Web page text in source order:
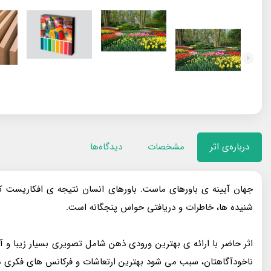
درباره‌ی اثر مشخصات دیدگاه‌ها
جهان آیینه‌ ی باورهای ماست. باورهای انسان نتیجه‌ ی
شنیده‌ ها، خاطرات و دریافتی حواس پنجگانه است.
اثر حاضر با ارائه‌ ی بهترین ورودی‌ ذهن شامل تصویری بسیار زیبا
ناخودآگاهتان، سبب می‌ شود بهترین ارتعاشات و فرکانس‌ های فکری